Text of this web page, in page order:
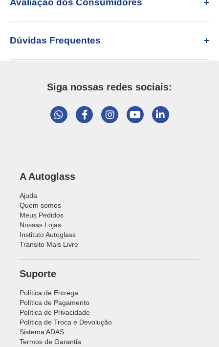
Avaliação dos Consumidores
Dúvidas Frequentes
Siga nossas redes sociais:
A Autoglass
Ajuda
Quem somos
Meus Pedidos
Nossas Lojas
Instituto Autoglass
Transito Mais Livre
Suporte
Política de Entrega
Política de Pagamento
Política de Privacidade
Política de Troca e Devolução
Sistema ADAS
Termos de Garantia